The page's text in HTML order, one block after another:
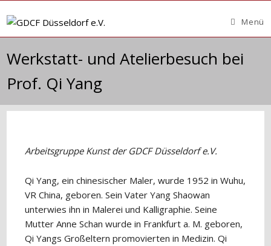
Inhalt
Menü
Werkstatt- und Atelierbesuch bei
Prof. Qi Yang
Arbeitsgruppe Kunst der GDCF Düsseldorf e.V.
Qi Yang, ein chinesischer Maler, wurde 1952 in Wuhu,
VR China, geboren. Sein Vater Yang Shaowan
unterwies ihn in Malerei und Kalligraphie. Seine
Mutter Anne Schan wurde in Frankfurt a. M. geboren,
Qi Yangs Großeltern promovierten in Medizin. Qi